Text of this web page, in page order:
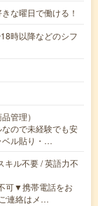
な曜日で働ける！
時以降などのシフ
管理）
ので未経験でも安
ベル貼り・…
キル不要 / 英語力不
可▼携帯電話をお
連絡はメ…